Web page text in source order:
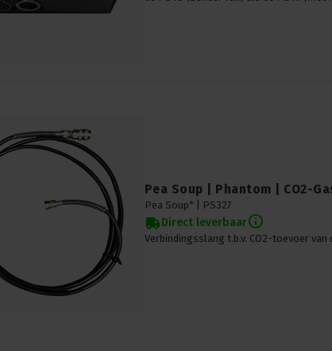
Pea Soup | Phantom | CO2-
Pea Soup* | PS327
Direct leverbaar
Verbindingsslang t.b.v. CO2-toevoer van